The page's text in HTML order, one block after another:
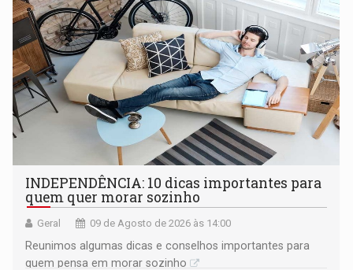
INDEPENDÊNCIA: 10 dicas importantes para
quem quer morar sozinho
Geral 09 de Agosto de 2026 às 14:00
Reunimos algumas dicas e conselhos importantes para
quem pensa em morar sozinho